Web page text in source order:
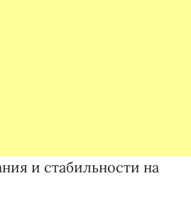
и стабильности на